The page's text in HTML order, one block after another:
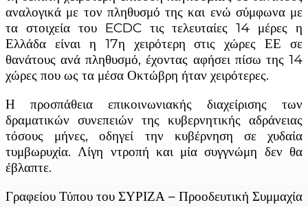
αναλογικά με τον πληθυσμό της και ενώ σύμφωνα με
τα στοιχεία του ECDC τις τελευταίες 14 μέρες η
Ελλάδα είναι η 17η χειρότερη στις χώρες ΕΕ σε
θανάτους ανά πληθυσμό, έχοντας αφήσει πίσω της 14
χώρες που ως τα μέσα Οκτώβρη ήταν χειρότερες.
Η προσπάθεια επικοινωνιακής διαχείρισης των
δραματικών συνεπειών της κυβερνητικής αδράνειας
τόσους μήνες, οδηγεί την κυβέρνηση σε χυδαία
τυμβωρυχία. Λίγη ντροπή και μία συγγνώμη δεν θα
έβλαπτε.
Γραφείου Τύπου του ΣΥΡΙΖΑ – Προοδευτική Συμμαχία